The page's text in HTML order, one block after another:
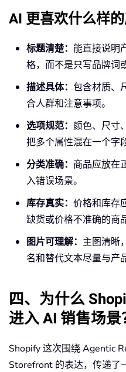
AI 更喜欢什么样的
标题清楚： 能直接说明
格，而不是只写品牌词
描述具体： 包含材质、
合人群和注意事项。
选项规范： 颜色、尺寸
把多个属性混在一个字
分类准确： 商品应放在
入错误场景。
库存真实： 价格和库存
缺货或价格不准确的商
图片可理解： 主图清晰
名和替代文本尽量与产
四、为什么
进入 AI 销售场景
Shopify 这次围绕 Agentic
Storefront 的表达，传递了